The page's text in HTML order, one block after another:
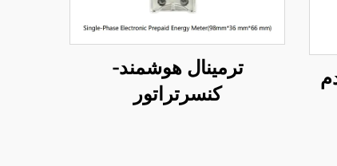
ترمینال هوشمند-
کنسرتراتور